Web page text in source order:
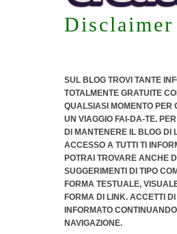
Disclaimer
SUL BLOG TROVI TANTE
TOTALMENTE GRATUITE
QUALSIASI MOMENTO PER
UN VIAGGIO FAI-DA-TE.
DI MANTENERE IL BLOG DI
ACCESSO A TUTTI TI
POTRAI TROVARE ANCHE
SUGGERIMENTI DI TIPO
FORMA TESTUALE,
FORMA DI LINK. ACCETTI
INFORMATO
NAVIGAZIONE.